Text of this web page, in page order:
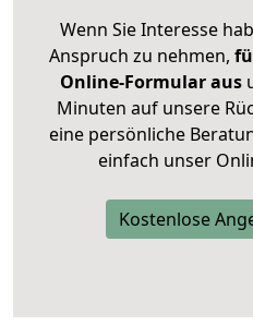
Wenn Sie Interesse
Anspruch zu nehmen,
Online-Formular aus
Minuten auf unsere
eine persönliche
einfach unser
Kostenlose